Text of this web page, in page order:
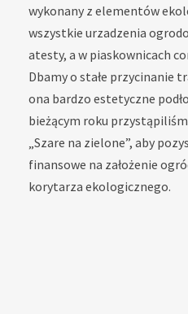
wykonany z elementów
wszystkie urzadzenia
atesty, a w piaskownicach
Dbamy o stałe przycinanie
ona bardzo estetyczne
bieżącym roku
„Szare na zielone”, aby
finansowe na założenie
korytarza ekologicznego.